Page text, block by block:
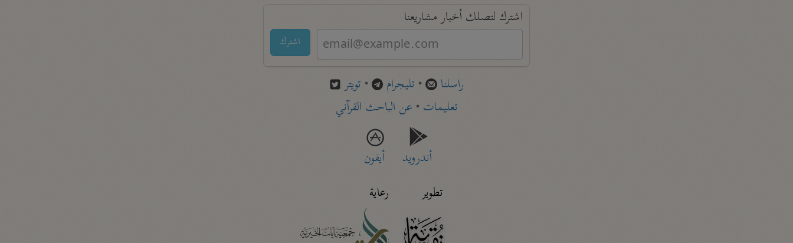
اشترك لتصلك أخبار مشاريعنا
اشترك
راسلنا • تليجرام • تويتر
تعليمات• عن الباحث القرآني
أندرويد
أيفون
تطوير
رعاية